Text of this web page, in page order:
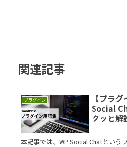
関連記事
プラグイン
【プラ
Social
クッと解
本記事では、WP Social Chatという